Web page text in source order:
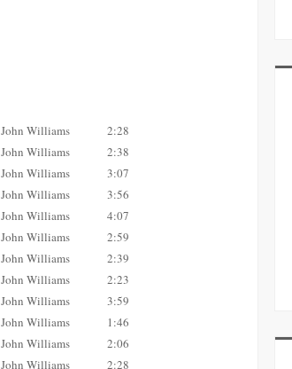
John Williams
2:28
John Williams
2:38
John Williams
3:07
John Williams
3:56
John Williams
4:07
John Williams
2:59
John Williams
2:39
John Williams
2:23
John Williams
3:59
John Williams
1:46
John Williams
2:06
John Williams 2:28